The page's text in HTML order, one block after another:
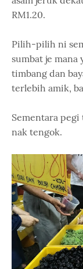
RM1.20.
Pilih-pilih ni
sumbat je
timbang dan
terlebih amik,
Sementara pegi
nak tengok.